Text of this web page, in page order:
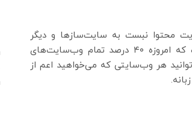
محتوا نبست به سایت‌سازها و دیگر
سیستم‌های مدیریت محتوا محبوب‌تر است. محبوبیت وردپرس تا حدی است که امروزه ۴۰ درصد تمام وب‌سایت‌های
هر وب‌سایتی که می‌خواهید اعم از